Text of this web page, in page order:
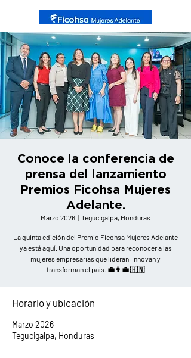
Conoce la conferencia de
prensa del lanzamiento
Premios Ficohsa Mujeres
Adelante.
Marzo 2026
  |
Tegucigalpa, Honduras
La quinta edición del Premio Ficohsa Mujeres Adelante
ya está aquí. Una oportunidad para reconocer a las
mujeres empresarias que lideran, innovan y
transforman el país. 💼👩‍💼 🇭🇳
Horario y ubicación
Marzo 2026
Tegucigalpa, Honduras